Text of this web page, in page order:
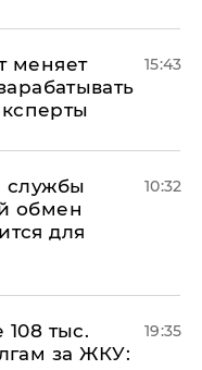
меняет
15:43
службы
обмен
для
10:32
тыс.
за ЖКУ:
19:35